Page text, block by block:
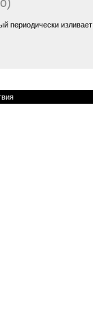
периодически изливает